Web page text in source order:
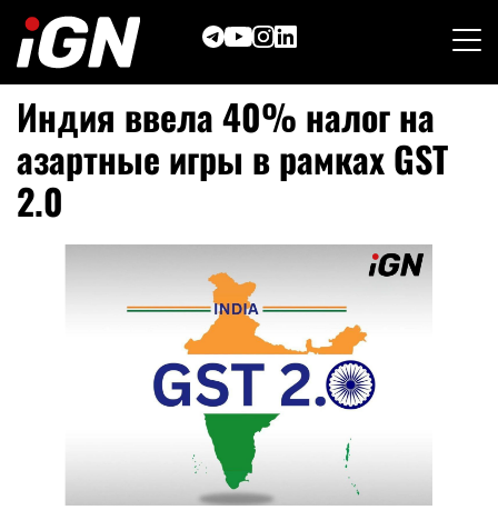
content
Индия ввела 40% налог на
азартные игры в рамках GST
2.0